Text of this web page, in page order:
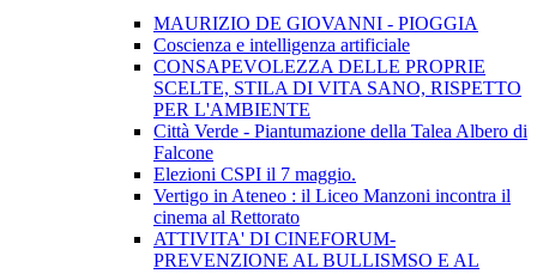
MAURIZIO DE GIOVANNI - PIOGGIA
Coscienza e intelligenza artificiale
CONSAPEVOLEZZA DELLE PROPRIE
SCELTE, STILA DI VITA SANO, RISPETTO
PER L'AMBIENTE
Città Verde - Piantumazione della Talea Albero di
Falcone
Elezioni CSPI il 7 maggio.
Vertigo in Ateneo : il Liceo Manzoni incontra il
cinema al Rettorato
ATTIVITA' DI CINEFORUM-
PREVENZIONE AL BULLISMSO E AL